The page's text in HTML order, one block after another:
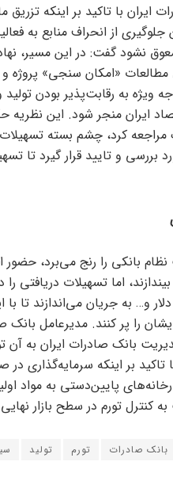
ایران با تاکید بر اینکه
از انحراف منابع به
نشود گفت: در این مسیر،
«امکان سنجی» پروژه و
ویژه به رقابت‌پذیر بودن
ایران منجر شود. این نظریه
مراجعه کرد، چشم بسته
بررسی و تایید قرار گیرد تا
بانکی را رنج می‌برد، حضور
بیندازند، اما تسهیلات
و… به جریان می‌اندازند تا با
را پر کنند. مدیرعامل بانک
بانک صادرات ایران به آن
تاکید بر اینکه سرمایه‌گذاری
پایین‌دستی به مواد
به کنترل تورم در سطح بازار
بانک صادرات تورم تولید